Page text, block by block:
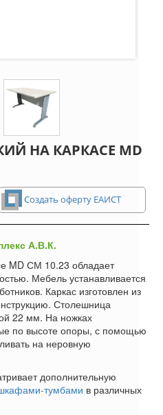
НА КАРКАСЕ MD
Создать оферту ЕАИСТ
А.В.К.
MD СМ 10.23 обладает
Мебель устанавливается
Каркас изготовлен из
Столешница
22 мм. На ножках
по высоте опоры, с помощью
на неровную
дополнительную
тумбами в различных